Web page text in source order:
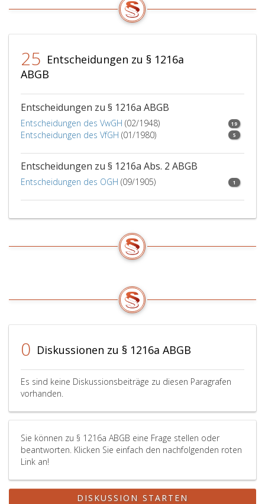
25 Entscheidungen zu § 1216a
ABGB
Entscheidungen zu § 1216a ABGB
Entscheidungen des VwGH (02/1948) 19
Entscheidungen des VfGH (01/1980) 5
Entscheidungen zu § 1216a Abs. 2 ABGB
Entscheidungen des OGH (09/1905) 1
0 Diskussionen zu § 1216a ABGB
Es sind keine Diskussionsbeiträge zu diesen Paragrafen
vorhanden.
Sie können zu § 1216a ABGB eine Frage stellen oder
beantworten. Klicken Sie einfach den nachfolgenden roten
Link an!
DISKUSSION STARTEN